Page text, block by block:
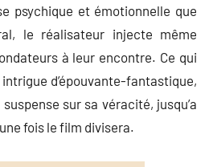
psychique et émotionnelle que
le réalisateur injecte même
à leur encontre. Ce qui
intrigue d’épouvante-fantastique,
sur sa véracité, jusqu’a
fois le film divisera.